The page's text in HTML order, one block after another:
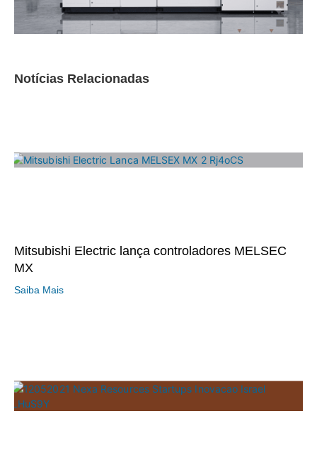
Notícias Relacionadas
Mitsubishi Electric lança controladores MELSEC
MX
Saiba Mais